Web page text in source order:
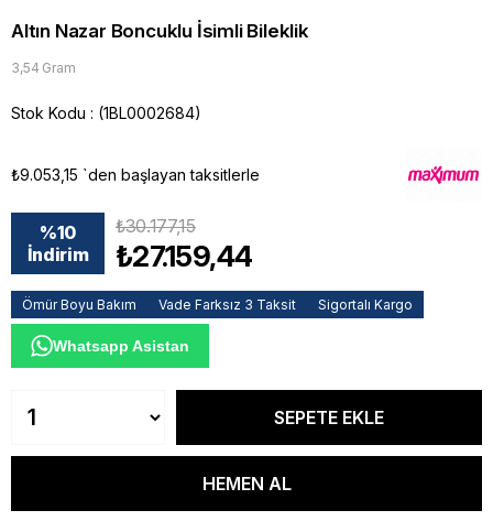
Altın Nazar Boncuklu İsimli Bileklik
3,54 Gram
Stok Kodu (1BL0002684)
₺9.053,15 `den başlayan taksitlerle
%10
İndirim
₺30.177,15
₺27.159,44
Ömür Boyu Bakım Vade Farksız 3 Taksit Sigortalı Kargo
Whatsapp Asistan